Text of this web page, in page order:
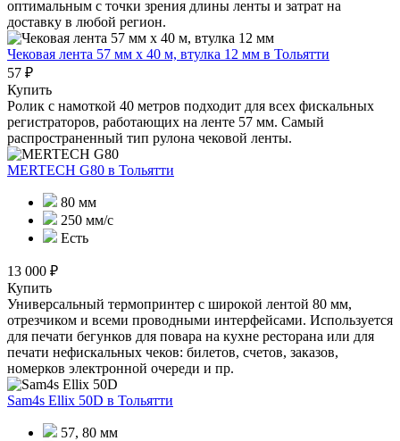
оптимальным с точки зрения длины ленты и затрат на
доставку в любой регион.
Чековая лента 57 мм x 40 м, втулка 12 мм в Тольятти
57 ₽
Купить
Ролик с намоткой 40 метров подходит для всех фискальных
регистраторов, работающих на ленте 57 мм. Самый
распространенный тип рулона чековой ленты.
MERTECH G80 в Тольятти
80 мм
250 мм/с
Есть
13 000 ₽
Купить
Универсальный термопринтер с широкой лентой 80 мм,
отрезчиком и всеми проводными интерфейсами. Используется
для печати бегунков для повара на кухне ресторана или для
печати нефискальных чеков: билетов, счетов, заказов,
номерков электронной очереди и пр.
Sam4s Ellix 50D в Тольятти
57, 80 мм